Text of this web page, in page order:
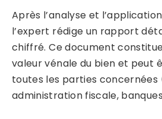
Après l’analyse et
l’expert rédige un rapport
chiffré. Ce document
valeur vénale du bien et peut
toutes les parties concernées
administration fiscale,